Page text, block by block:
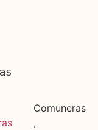
Comuneras
,